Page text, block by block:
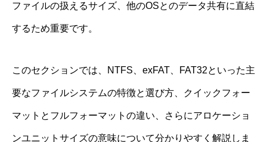
ファイルの扱えるサイズ、他のOSとのデータ共有に直結
するため重要です。
このセクションでは、NTFS、exFAT、FAT32といった主
要なファイルシステムの特徴と選び方、クイックフォー
マットとフルフォーマットの違い、さらにアロケーショ
ンユニットサイズの意味について分かりやすく解説しま